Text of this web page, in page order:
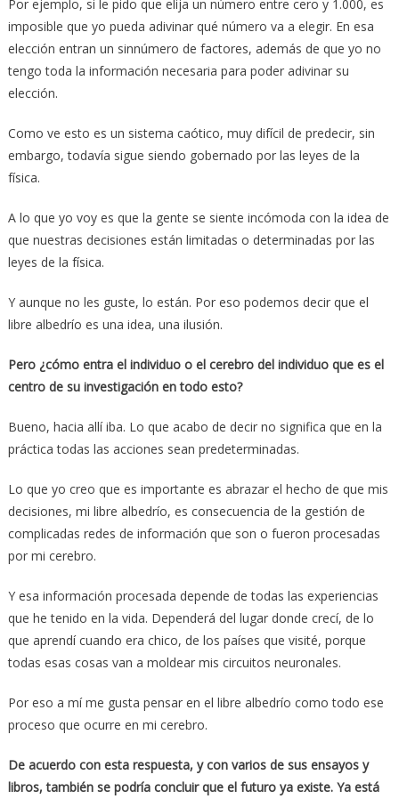
Por ejemplo, si le pido que elija un número entre cero y 1.000, es
imposible que yo pueda adivinar qué número va a elegir. En esa
elección entran un sinnúmero de factores, además de que yo no
tengo toda la información necesaria para poder adivinar su
elección.
Como ve esto es un sistema caótico, muy difícil de predecir, sin
embargo, todavía sigue siendo gobernado por las leyes de la
física.
A lo que yo voy es que la gente se siente incómoda con la idea de
que nuestras decisiones están limitadas o determinadas por las
leyes de la física.
Y aunque no les guste, lo están. Por eso podemos decir que el
libre albedrío es una idea, una ilusión.
Pero ¿cómo entra el individuo o el cerebro del individuo que es el
centro de su investigación en todo esto?
Bueno, hacia allí iba. Lo que acabo de decir no significa que en la
práctica todas las acciones sean predeterminadas.
Lo que yo creo que es importante es abrazar el hecho de que mis
decisiones, mi libre albedrío, es consecuencia de la gestión de
complicadas redes de información que son o fueron procesadas
por mi cerebro.
Y esa información procesada depende de todas las experiencias
que he tenido en la vida. Dependerá del lugar donde crecí, de lo
que aprendí cuando era chico, de los países que visité, porque
todas esas cosas van a moldear mis circuitos neuronales.
Por eso a mí me gusta pensar en el libre albedrío como todo ese
proceso que ocurre en mi cerebro.
De acuerdo con esta respuesta, y con varios de sus ensayos y
libros, también se podría concluir que el futuro ya existe. Ya está